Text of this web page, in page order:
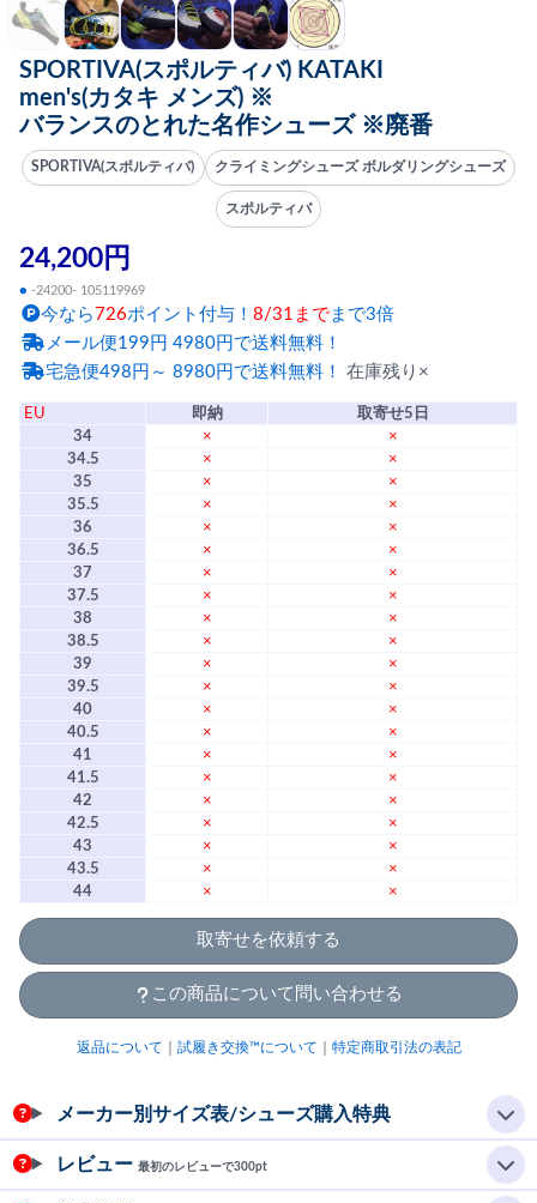
SPORTIVA(スポルティバ) KATAKI
men's(カタキ メンズ) ※
バランスのとれた名作シューズ ※廃番
SPORTIVA(スポルティバ) クライミングシューズ ボルダリングシューズ
スポルティバ
24,200円
● -24200- 105119969
今なら 726ポイント付与！ 8/31まで まで3倍
メール便199円 4980円で送料無料！
宅急便498円～ 8980円で送料無料！ 在庫残り×
EU 即納
取寄せ5日
34
×
×
34.5
×
×
35
×
×
35.5
×
×
36
×
×
36.5
×
×
37
×
×
37.5
×
×
38
×
×
38.5
×
×
39
×
×
39.5
×
×
40
×
×
40.5
×
×
41
×
×
41.5
×
×
42
×
×
42.5
×
×
43
×
×
43.5
×
×
44
× ×
取寄せを依頼する
この商品について問い合わせる
返品について 試履き交換™について 特定商取引法の表記
メーカー別サイズ表/シューズ購入特典
レビュー 最初のレビューで300pt